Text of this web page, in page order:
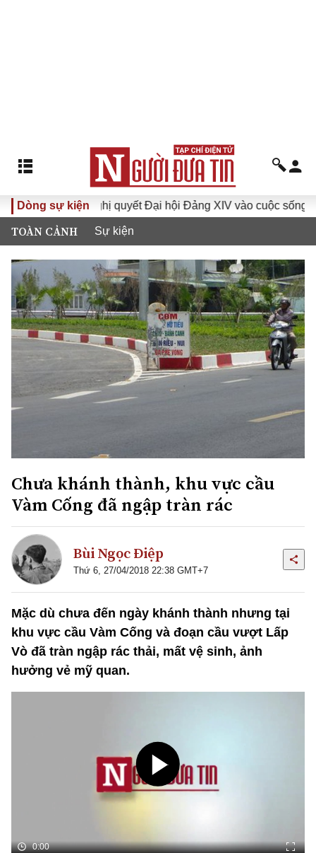
Dòng sự kiện
Đưa Nghị quyết Đại hội Đảng XIV vào cuộc sống
TOÀN CẢNH Sự kiện
Chưa khánh thành, khu vực cầu
Vàm Cống đã ngập tràn rác
Bùi Ngọc Điệp
Thứ 6, 27/04/2018 22:38 GMT+7
Mặc dù chưa đến ngày khánh thành nhưng tại
khu vực cầu Vàm Cống và đoạn cầu vượt Lấp
Vò đã tràn ngập rác thải, mất vệ sinh, ảnh
hưởng vẻ mỹ quan.
0:00